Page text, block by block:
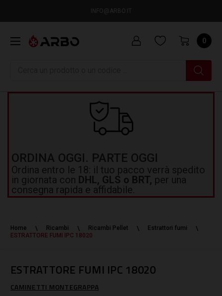
INFO@ARBO.IT
0
ORDINA OGGI. PARTE OGGI
Ordina entro le 18: il tuo pacco verrà spedito
in giornata con DHL, GLS o BRT, per una
consegna rapida e affidabile.
Home Ricambi Ricambi Pellet
Estrattori fumi
ESTRATTORE FUMI IPC 18020
ESTRATTORE FUMI IPC 18020
CAMINETTI MONTEGRAPPA